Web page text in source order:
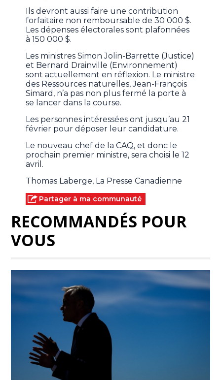
Ils devront aussi faire une contribution
forfaitaire non remboursable de 30 000 $.
Les dépenses électorales sont plafonnées
à 150 000 $.
Les ministres Simon Jolin-Barrette (Justice)
et Bernard Drainville (Environnement)
sont actuellement en réflexion. Le ministre
des Ressources naturelles, Jean-François
Simard, n’a pas non plus fermé la porte à
se lancer dans la course.
Les personnes intéressées ont jusqu’au 21
février pour déposer leur candidature.
Le nouveau chef de la CAQ, et donc le
prochain premier ministre, sera choisi le 12
avril.
Thomas Laberge, La Presse Canadienne
Partager à ma communauté
RECOMMANDÉS POUR
VOUS